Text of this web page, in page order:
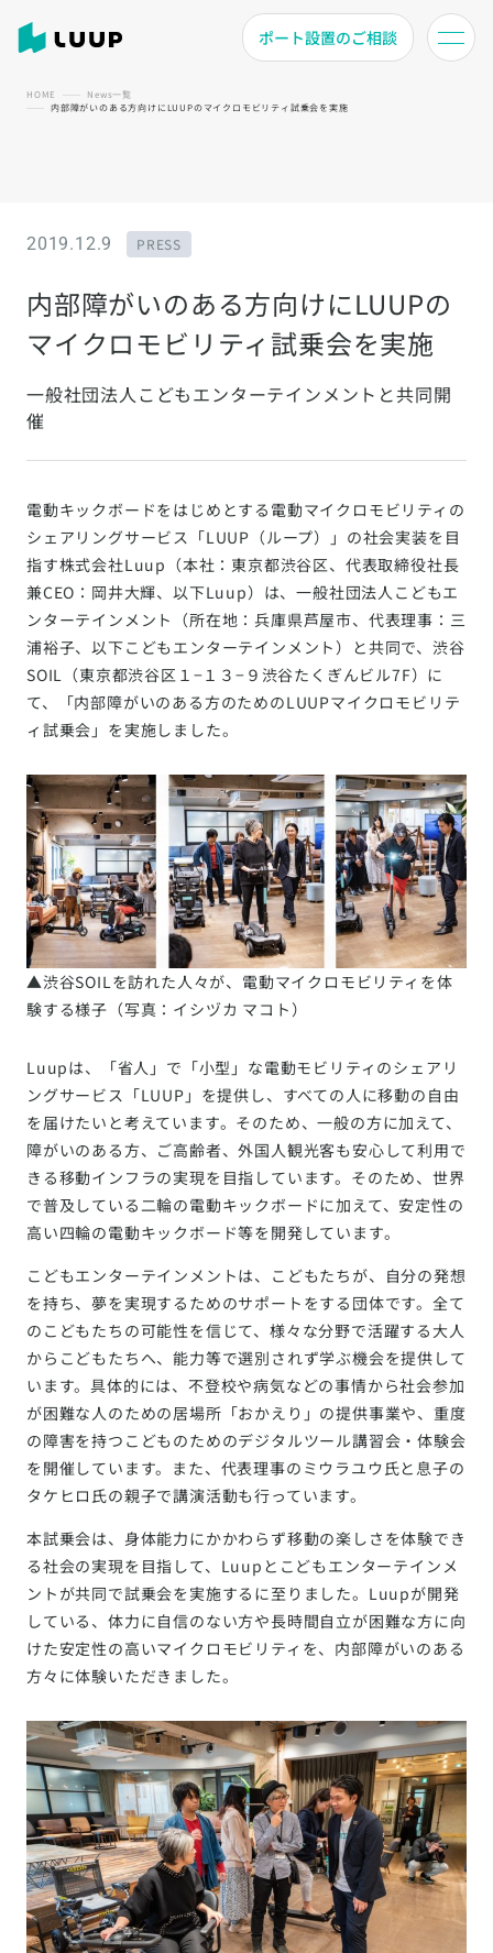
ポート設置のご相談
HOME
News一覧
内部障がいのある方向けにLUUPのマイクロモビリティ試乗会を実施
2019.12.9 PRESS
内部障がいのある方向けにLUUPの
マイクロモビリティ試乗会を実施
一般社団法人こどもエンターテインメントと共同開
催
電動キックボードをはじめとする電動マイクロモビリティの
シェアリングサービス「LUUP（ループ）」の社会実装を目
指す株式会社Luup（本社：東京都渋谷区、代表取締役社長
兼CEO：岡井大輝、以下Luup）は、一般社団法人こどもエ
ンターテインメント（所在地：兵庫県芦屋市、代表理事：三
浦裕子、以下こどもエンターテインメント）と共同で、渋谷
SOIL（東京都渋谷区１−１３−９渋谷たくぎんビル7F）に
て、「内部障がいのある方のためのLUUPマイクロモビリテ
ィ試乗会」を実施しました。
▲渋谷SOILを訪れた人々が、電動マイクロモビリティを体
験する様子（写真：イシヅカ マコト）
Luupは、「省人」で「小型」な電動モビリティのシェアリ
ングサービス「LUUP」を提供し、すべての人に移動の自由
を届けたいと考えています。そのため、一般の方に加えて、
障がいのある方、ご高齢者、外国人観光客も安心して利用で
きる移動インフラの実現を目指しています。そのため、世界
で普及している二輪の電動キックボードに加えて、安定性の
高い四輪の電動キックボード等を開発しています。
こどもエンターテインメントは、こどもたちが、自分の発想
を持ち、夢を実現するためのサポートをする団体です。全て
のこどもたちの可能性を信じて、様々な分野で活躍する大人
からこどもたちへ、能力等で選別されず学ぶ機会を提供して
います。具体的には、不登校や病気などの事情から社会参加
が困難な人のための居場所「おかえり」の提供事業や、重度
の障害を持つこどものためのデジタルツール講習会・体験会
を開催しています。また、代表理事のミウラユウ氏と息子の
タケヒロ氏の親子で講演活動も行っています。
本試乗会は、身体能力にかかわらず移動の楽しさを体験でき
る社会の実現を目指して、Luupとこどもエンターテインメ
ントが共同で試乗会を実施するに至りました。Luupが開発
している、体力に自信のない方や長時間自立が困難な方に向
けた安定性の高いマイクロモビリティを、内部障がいのある
方々に体験いただきました。